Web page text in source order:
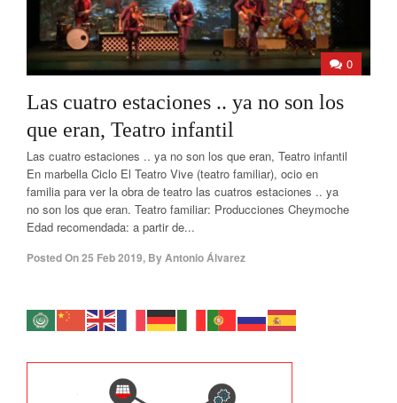
0
Las cuatro estaciones .. ya no son los
que eran, Teatro infantil
Las cuatro estaciones .. ya no son los que eran, Teatro infantil
En marbella Ciclo El Teatro Vive (teatro familiar), ocio en
familia para ver la obra de teatro las cuatros estaciones .. ya
no son los que eran. Teatro familiar: Producciones Cheymoche
Edad recomendada: a partir de...
Posted On25 Feb 2019, ByAntonio Álvarez